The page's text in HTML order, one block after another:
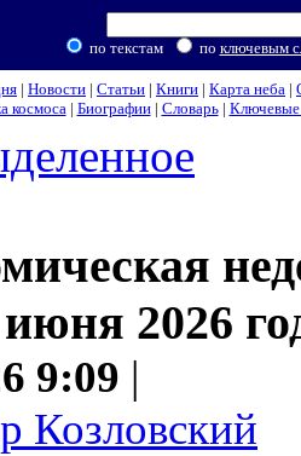
по текстам по ключевым
| Новости | Статьи | Книги | Карта неба |
космоса| Биографии| Словарь| Ключевые
2026
9:09 |
Козловский